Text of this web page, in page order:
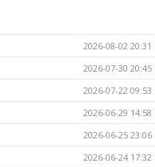
2026-08-02 20:31
2026-07-30 20:45
2026-07-22 09:53
2026-06-29 14:58
2026-06-25 23:06
2026-06-24 17:32